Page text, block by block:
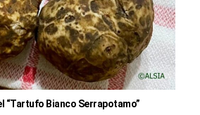
“Tartufo Bianco Serrapotamo”